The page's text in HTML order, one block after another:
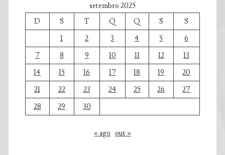
setembro 2025
D
S T Q Q S
S
1
2 3 4 5
6
7
8 9 10 11 12
13
14
15 16 17 18 19
20
21
22 23 24 25 26
27
28
29 30
« ago out »